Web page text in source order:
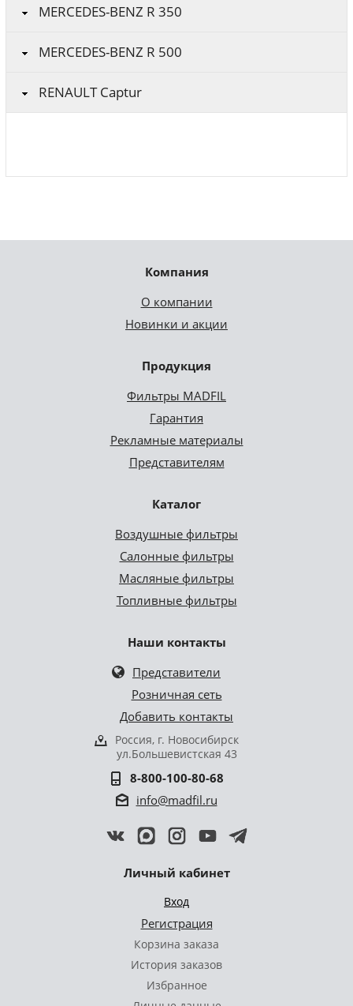
MERCEDES-BENZ R 350
MERCEDES-BENZ R 500
RENAULT Captur
Компания
О компании
Новинки и акции
Продукция
Фильтры MADFIL
Гарантия
Рекламные материалы
Представителям
Каталог
Воздушные фильтры
Салонные фильтры
Масляные фильтры
Топливные фильтры
Наши контакты
Представители
Розничная сеть
Добавить контакты
Россия, г. Новосибирск
ул.Большевистская 43
8-800-100-80-68
info@madfil.ru
Личный кабинет
Вход
Регистрация
Корзина заказа
История заказов
Избранное